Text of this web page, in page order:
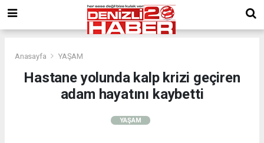
Anasayfa YAŞAM
Hastane yolunda kalp krizi geçiren
adam hayatını kaybetti
YAŞAM